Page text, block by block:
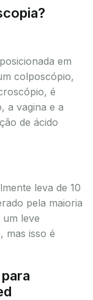
em
colposcópio,
é
a vagina e a
de ácido
leva de 10
pela maioria
leve
mas isso é